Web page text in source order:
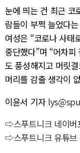
눈에 띄는 건 최근 코
람들이 부쩍 늘었다
여성은 “코로나 사태
중단했다”며 “어차
도 풍성해지고 머릿
머리를 감출 생각이
이윤서 기자
⇨스푸트니크 네이버
⇨스푸트니크 유튜브